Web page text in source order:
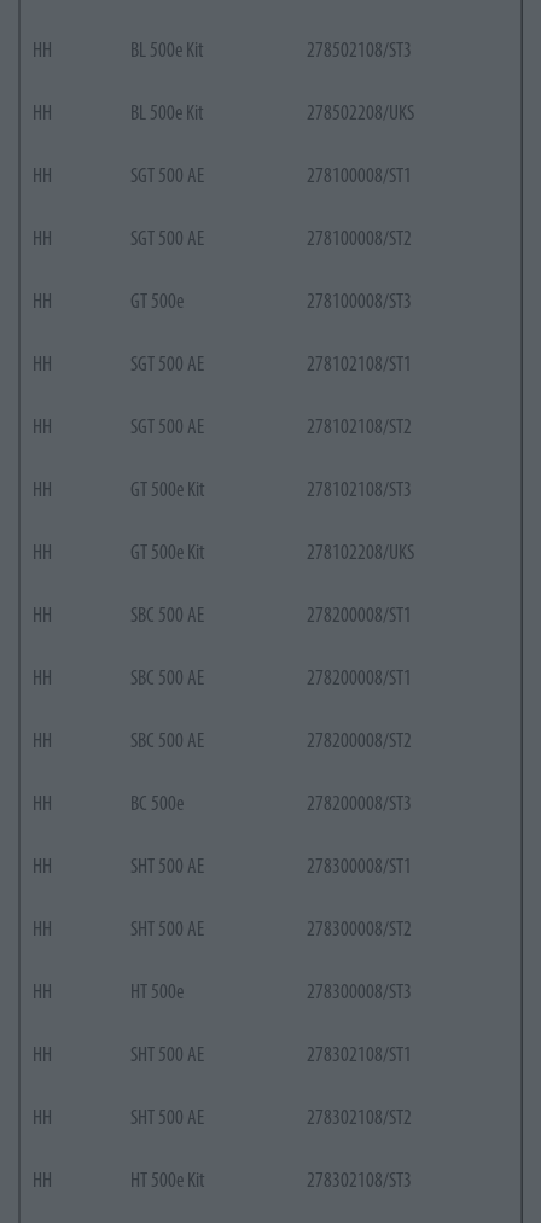
HH BL 500e Kit 278502108/ST3
HH BL 500e Kit 278502208/UKS
HH SGT 500 AE 278100008/ST1
HH SGT 500 AE 278100008/ST2
HH GT 500e 278100008/ST3
HH SGT 500 AE 278102108/ST1
HH SGT 500 AE 278102108/ST2
HH GT 500e Kit 278102108/ST3
HH GT 500e Kit 278102208/UKS
HH SBC 500 AE 278200008/ST1
HH SBC 500 AE 278200008/ST1
HH SBC 500 AE 278200008/ST2
HH BC 500e 278200008/ST3
HH SHT 500 AE 278300008/ST1
HH SHT 500 AE 278300008/ST2
HH HT 500e 278300008/ST3
HH SHT 500 AE 278302108/ST1
HH SHT 500 AE 278302108/ST2
HH HT 500e Kit 278302108/ST3